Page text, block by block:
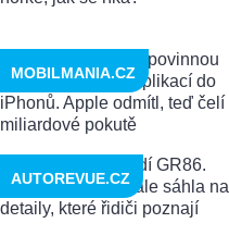
MOBILMANIA.CZ
AUTOREVUE.CZ